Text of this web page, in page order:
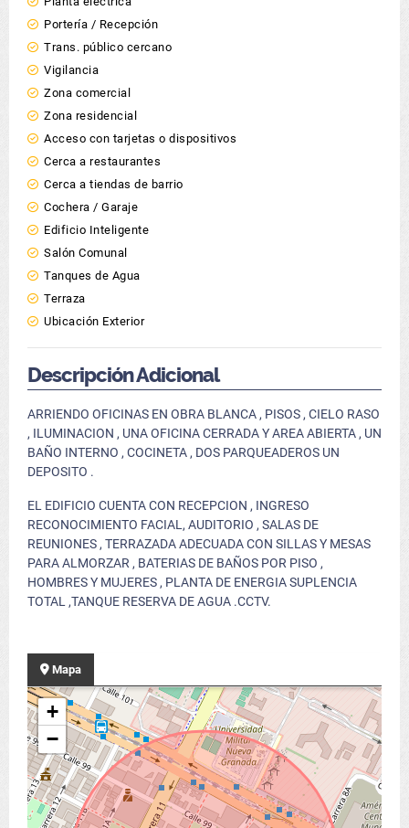
Portería / Recepción
Trans. público cercano
Vigilancia
Zona comercial
Zona residencial
Acceso con tarjetas o dispositivos
Cerca a restaurantes
Cerca a tiendas de barrio
Cochera / Garaje
Edificio Inteligente
Salón Comunal
Tanques de Agua
Terraza
Ubicación Exterior
Descripción Adicional
ARRIENDO OFICINAS EN OBRA BLANCA , PISOS , CIELO RASO
, ILUMINACION , UNA OFICINA CERRADA Y AREA ABIERTA , UN
BAÑO INTERNO , COCINETA , DOS PARQUEADEROS UN
DEPOSITO .
EL EDIFICIO CUENTA CON RECEPCION , INGRESO
RECONOCIMIENTO FACIAL, AUDITORIO , SALAS DE
REUNIONES , TERRAZADA ADECUADA CON SILLAS Y MESAS
PARA ALMORZAR , BATERIAS DE BAÑOS POR PISO ,
HOMBRES Y MUJERES , PLANTA DE ENERGIA SUPLENCIA
TOTAL ,TANQUE RESERVA DE AGUA .CCTV.
Mapa
+
−